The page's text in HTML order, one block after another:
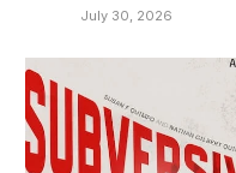
July 30, 2026